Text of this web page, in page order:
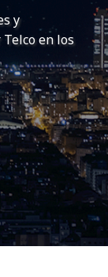
y
en los